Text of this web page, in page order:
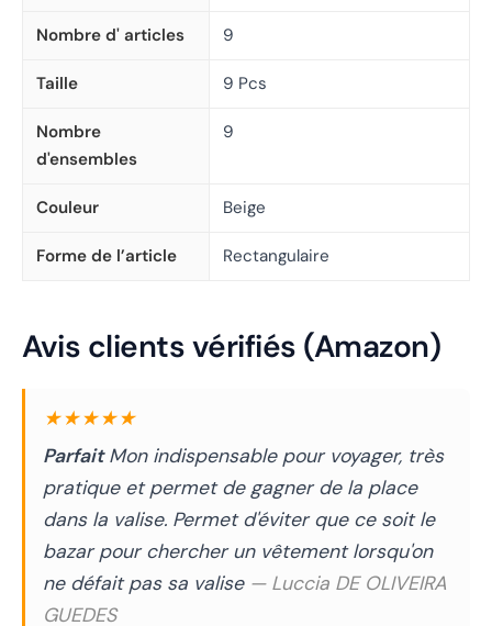
Nombre d' articles 9
Taille 9 Pcs
Nombre
d'ensembles
9
Couleur Beige
Forme de l’article Rectangulaire
Avis clients vérifiés (Amazon)
★★★★★
ParfaitMon indispensable pour voyager, très
pratique et permet de gagner de la place
dans la valise. Permet d'éviter que ce soit le
bazar pour chercher un vêtement lorsqu'on
ne défait pas sa valise — Luccia DE OLIVEIRA
GUEDES